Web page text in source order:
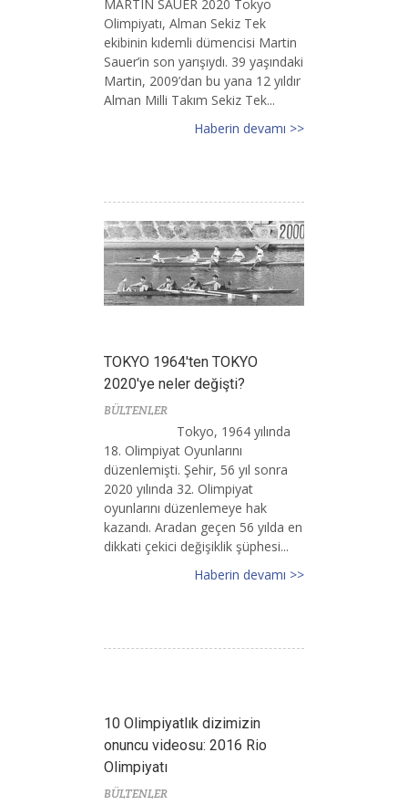
MARTIN SAUER 2020 Tokyo
Olimpiyatı, Alman Sekiz Tek
ekibinin kıdemli dümencisi Martin
Sauer’in son yarışıydı. 39 yaşındaki
Martin, 2009’dan bu yana 12 yıldır
Alman Milli Takım Sekiz Tek...
Haberin devamı >>
TOKYO 1964'ten TOKYO
2020'ye neler değişti?
BÜLTENLER
Tokyo, 1964 yılında
18. Olimpiyat Oyunlarını
düzenlemişti. Şehir, 56 yıl sonra
2020 yılında 32. Olimpiyat
oyunlarını düzenlemeye hak
kazandı. Aradan geçen 56 yılda en
dikkati çekici değişiklik şüphesi...
Haberin devamı >>
10 Olimpiyatlık dizimizin
onuncu videosu: 2016 Rio
Olimpiyatı
BÜLTENLER